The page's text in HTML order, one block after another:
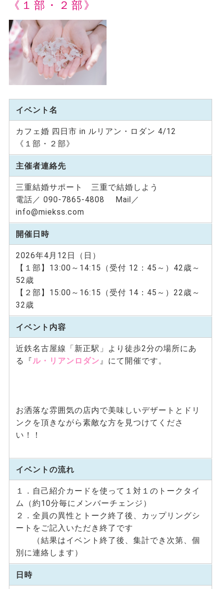
《１部・２部》
イベント名
カフェ婚 四日市 in ルリアン・ロダン 4/12
《１部・２部》
主催者連絡先
三重結婚サポート 三重で結婚しよう
電話／ 090-7865-4808 Mail／
info@miekss.com
開催日時
2026年4月12日（日）
【１部】13:00～14:15（受付 12：45～）42歳～
52歳
【２部】15:00～16:15（受付 14：45～）22歳～
32歳
イベント内容
近鉄名古屋線「新正駅」より徒歩2分の場所にあ
る『ル・リアンロダン 』にて開催です。
お洒落な雰囲気の店内で美味しいデザートとドリ
ンクを頂きながら素敵な方を見つけてくださ
い！！
イベントの流れ
１．自己紹介カードを使って１対１のトークタイ
ム（約10分毎にメンバーチェンジ）
２．全員の異性とトーク終了後、カップリングシ
ートをご記入いただき終了です
（結果はイベント終了後、集計でき次第、個
別に連絡します）
日時